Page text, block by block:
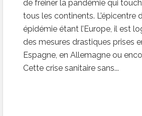
de freiner la pandémie qui
tous les continents. L’épicentre
épidémie étant l’Europe, il est
des mesures drastiques prises
Espagne, en Allemagne ou
Cette crise sanitaire sans...